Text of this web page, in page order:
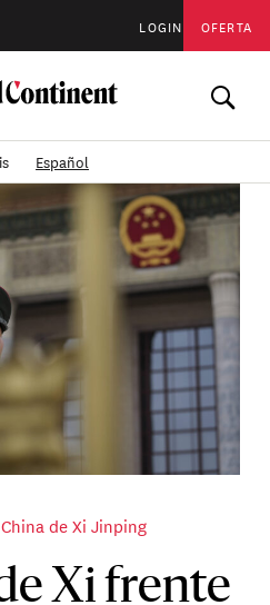
LOGIN OFERTA
Español
Xi frente
de Xi Jinping